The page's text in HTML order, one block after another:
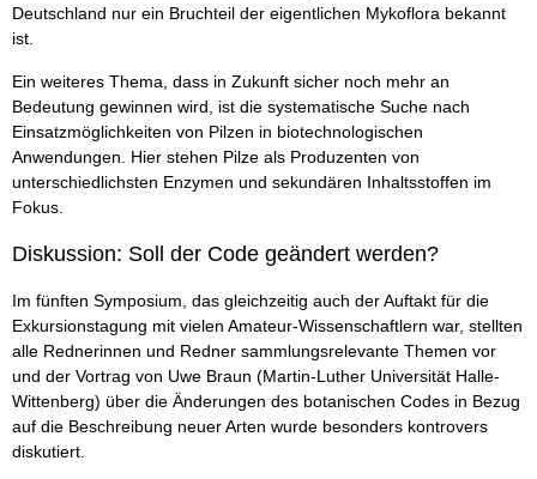
Deutschland nur ein Bruchteil der eigentlichen Mykoflora bekannt
ist.
Ein weiteres Thema, dass in Zukunft sicher noch mehr an
Bedeutung gewinnen wird, ist die systematische Suche nach
Einsatzmöglichkeiten von Pilzen in biotechnologischen
Anwendungen. Hier stehen Pilze als Produzenten von
unterschiedlichsten Enzymen und sekundären Inhaltsstoffen im
Fokus.
Diskussion: Soll der Code geändert werden?
Im fünften Symposium, das gleichzeitig auch der Auftakt für die
Exkursionstagung mit vielen Amateur-Wissenschaftlern war, stellten
alle Rednerinnen und Redner sammlungsrelevante Themen vor
und der Vortrag von Uwe Braun (Martin-Luther Universität Halle-
Wittenberg) über die Änderungen des botanischen Codes in Bezug
auf die Beschreibung neuer Arten wurde besonders kontrovers
diskutiert.